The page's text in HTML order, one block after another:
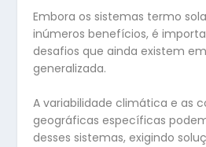
Embora os sistemas termo
inúmeros benefícios, é
desafios que ainda existem
generalizada.
A variabilidade climática e as
geográficas específicas
desses sistemas, exigindo